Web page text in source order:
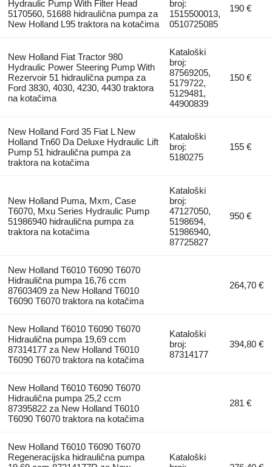
Hydraulic Pump With Filter Head
5170560, 51688 hidraulična pumpa za
New Holland L95 traktora na kotačima
broj:
1515500013,
0510725085
190 €
New Holland Fiat Tractor 980
Hydraulic Power Steering Pump With
Rezervoir 51 hidraulična pumpa za
Ford 3830, 4030, 4230, 4430 traktora
na kotačima
Kataloški
broj:
87569205,
5179722,
5129481,
44900839
150 €
New Holland Ford 35 Fiat L New
Holland Tn60 Da Deluxe Hydraulic Lift
Pump 51 hidraulična pumpa za
traktora na kotačima
Kataloški
broj:
5180275
155 €
New Holland Puma, Mxm, Case
T6070, Mxu Series Hydraulic Pump
51986940 hidraulična pumpa za
traktora na kotačima
Kataloški
broj:
47127050,
5198694,
51986940,
87725827
950 €
New Holland T6010 T6090 T6070
Hidraulična pumpa 16,76 ccm
87603409 za New Holland T6010
T6090 T6070 traktora na kotačima
264,70 €
New Holland T6010 T6090 T6070
Hidraulična pumpa 19,69 ccm
87314177 za New Holland T6010
T6090 T6070 traktora na kotačima
Kataloški
broj:
87314177
394,80 €
New Holland T6010 T6090 T6070
Hidraulična pumpa 25,2 ccm
87395822 za New Holland T6010
T6090 T6070 traktora na kotačima
281 €
New Holland T6010 T6090 T6070
Regeneracijska hidraulična pumpa
Kataloški